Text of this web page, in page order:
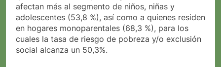
afectan más al segmento de niños, niñas y
adolescentes (53,8 %), así como a quienes residen
en hogares monoparentales (68,3 %), para los
cuales la tasa de riesgo de pobreza y/o exclusión
social alcanza un 50,3%.